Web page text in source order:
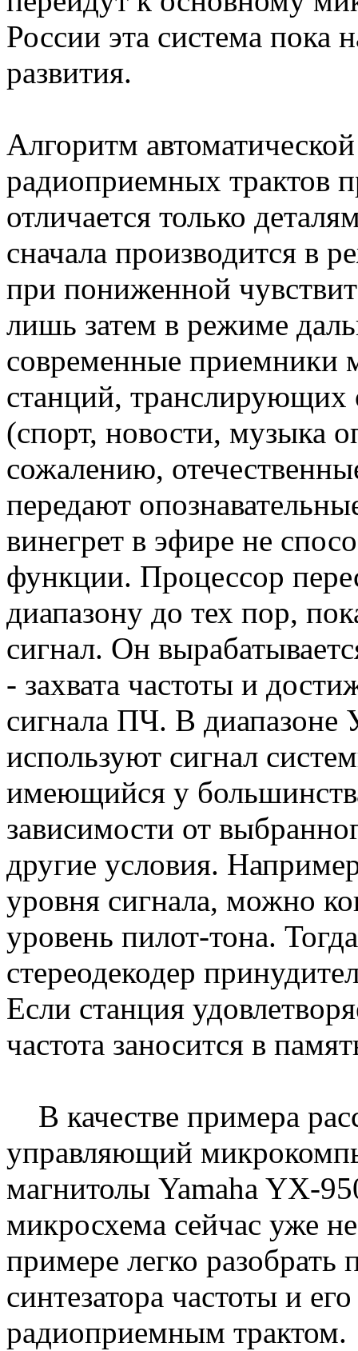
России эта система пока
развития.
Алгоритм
радиоприемных трактов
отличается только
сначала производится в
при пониженной
лишь затем в режиме
современные приемники
станций,
(спорт, новости, музыка
сожалению,
передают
винегрет в эфире не
функции. Процессор
диапазону до тех пор,
сигнал. Он
- захвата частоты и
сигнала ПЧ. В
используют сигнал
имеющийся у
зависимости от
другие условия.
уровня сигнала, можно
уровень пилот-тона.
стереодекодер
Если станция
частота заносится в
В качестве примера
управляющий
магнитолы Yamaha YX-
микросхема сейчас уже
примере легко разобрать
синтезатора частоты и
радиоприемным трактом.